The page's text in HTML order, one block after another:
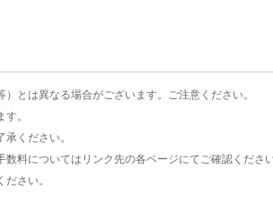
とは異なる場合がございます。ご注意ください。
。
ください。
料についてはリンク先の各ページにてご確認ください
ださい。